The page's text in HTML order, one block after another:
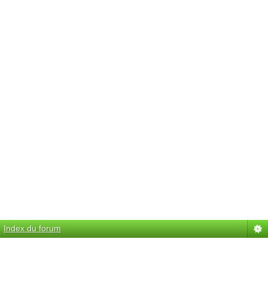
Index du forum